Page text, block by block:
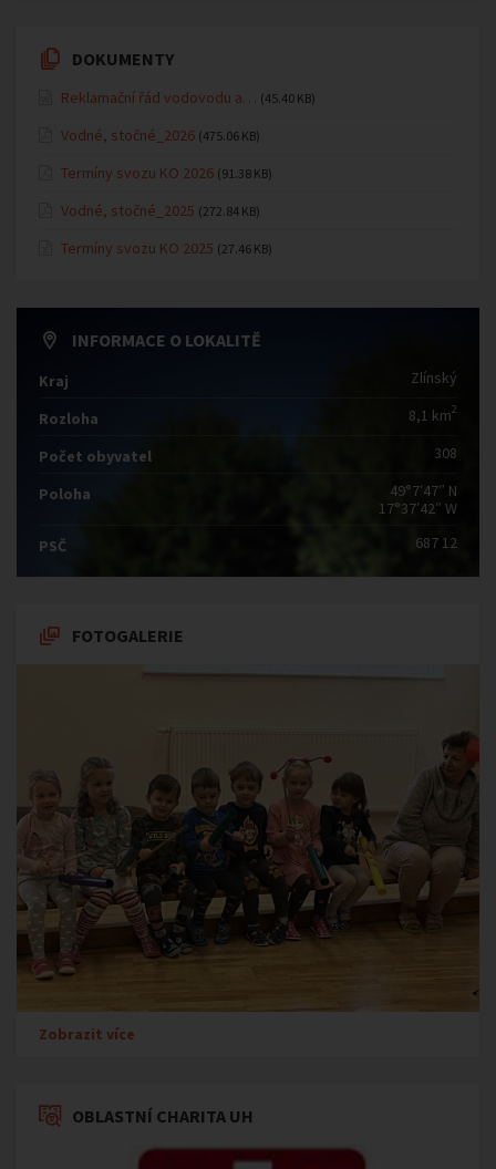
DOKUMENTY
Reklamační řád vodovodu a… (45.40 KB)
Vodné, stočné_2026 (475.06 KB)
Termíny svozu KO 2026 (91.38 KB)
Vodné, stočné_2025 (272.84 KB)
Termíny svozu KO 2025 (27.46 KB)
INFORMACE O LOKALITĚ
Kraj Zlínský
Rozloha 8,1 km2
Počet obyvatel 308
Poloha
49°7′47″ N
17°37′42″ W
PSČ
687 12
FOTOGALERIE
Zobrazit více
OBLASTNÍ CHARITA UH